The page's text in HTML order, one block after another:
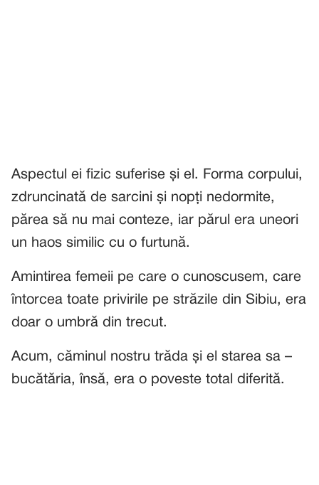
Aspectul ei fizic suferise și el. Forma corpului,
zdruncinată de sarcini și nopți nedormite,
părea să nu mai conteze, iar părul era uneori
un haos similic cu o furtună.
Amintirea femeii pe care o cunoscusem, care
întorcea toate privirile pe străzile din Sibiu, era
doar o umbră din trecut.
Acum, căminul nostru trăda și el starea sa –
bucătăria, însă, era o poveste total diferită.